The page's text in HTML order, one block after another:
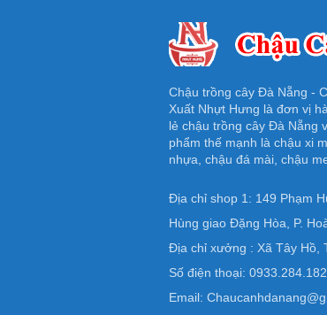
Chậu trồng cây Đà Nẵng -
Xuất Nhựt Hưng là đơn vị
lẻ chậu trồng cây Đà Nẵng
phẩm thế mạnh là chậu xi
nhựa, chậu đá mài, chậu
Địa chỉ shop 1: 149 Phạm
Hùng giao Đặng Hòa, P.
Địa chỉ xưởng : Xã Tây Hồ,
Số điện thoại:
Email: